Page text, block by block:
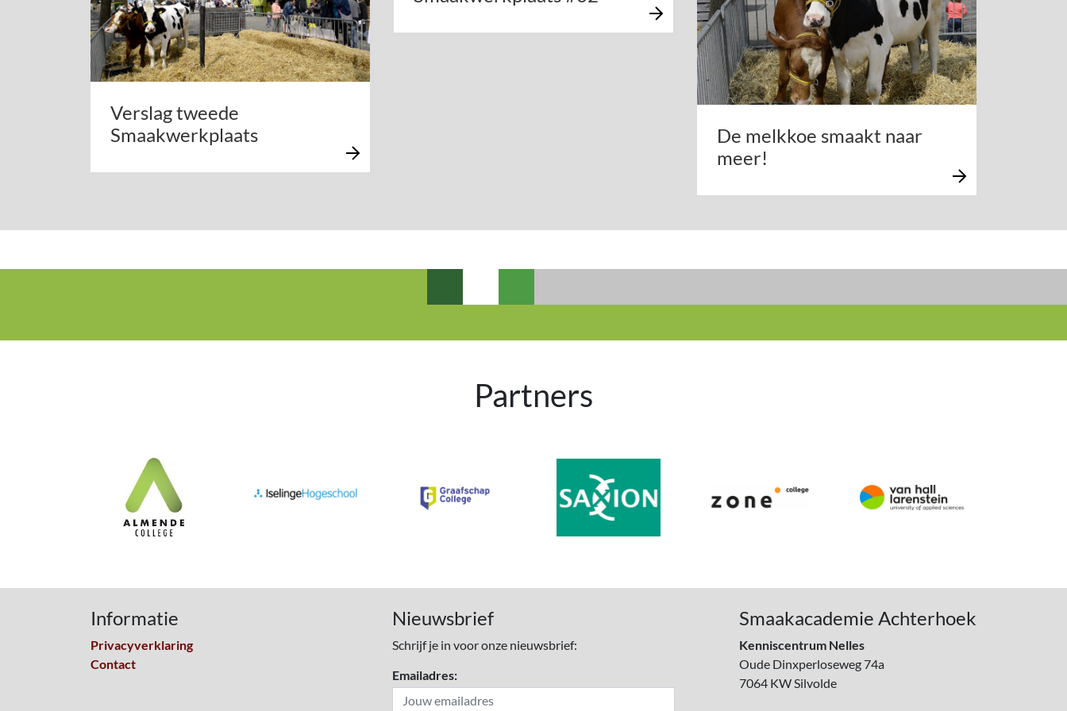
Verslag tweede
Smaakwerkplaats
De melkkoe smaakt naar
meer!
Partners
Informatie
Privacyverklaring
Contact
Nieuwsbrief
Schrijf je in voor onze nieuwsbrief:
Emailadres:
Smaakacademie Achterhoek
Kenniscentrum Nelles
Oude Dinxperloseweg 74a
7064 KWSilvolde